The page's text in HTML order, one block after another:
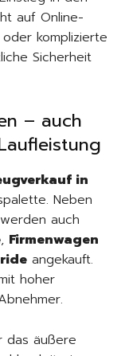
auf Online-
komplizierte
Sicherheit
– auch
in
Neben
auch
, Firmenwagen
angekauft.
hoher
das äußere